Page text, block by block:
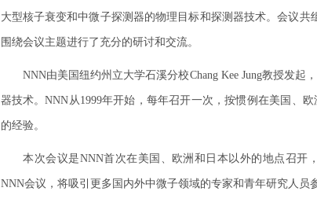
大型核子衰变和中微子探测器的物理目标和探测器技术。会议
围绕会议主题进行了充分的研讨和交流。
NNN由美国纽约州立大学石溪分校Chang Kee Jung教授发起
器技术。NNN从1999年开始，每年召开一次，按惯例在美国、
的经验。
本次会议是NNN首次在美国、欧洲和日本以外的地点召开
NNN会议，将吸引更多国内外中微子领域的专家和青年研究人员